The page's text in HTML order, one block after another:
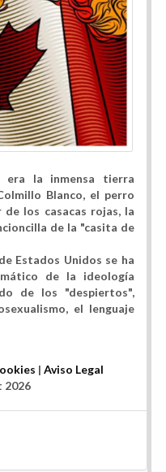
era la inmensa tierra
Blanco, el perro
los casacas rojas, la
de la "casita de
Estados Unidos se ha
de la ideología
de los "despiertos",
el lenguaje
| Aviso Legal
2026